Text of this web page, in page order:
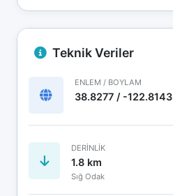
Teknik Veriler
ENLEM / BOYLAM
38.8277 / -122.8143
DERINLIK
1.8 km
Sığ Odak